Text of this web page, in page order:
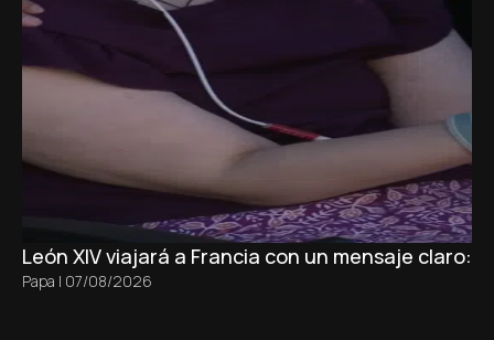
León XIV viajará a Francia con un mensaje claro:
Papa | 07/08/2026